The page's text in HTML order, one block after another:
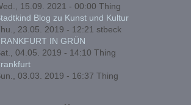
15.09. 2021 - 00:00 Thing
Blog zu Kunst und Kultur
23.05. 2019 - 12:21 stbeck
IN GRÜN
04.05. 2019 - 14:10 Thing
03.03. 2019 - 16:37 Thing